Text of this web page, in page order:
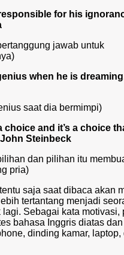
for his
jawab untuk
when he is
saat dia bermimpi)
choice and it’s a choice
John Steinbeck
dan pilihan itu
pria)
saja saat dibaca akan
tertantang menjadi
Sebagai kata motivasi,
bahasa Inggris diatas
dinding kamar, laptop,